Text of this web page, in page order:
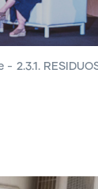
- 2.3.1.